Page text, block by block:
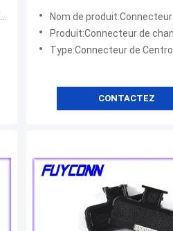
Centronics du connecteur
Nom de produit:Connecteur
Produit:Connecteur de
Type:Connecteur de
CONTACTEZ